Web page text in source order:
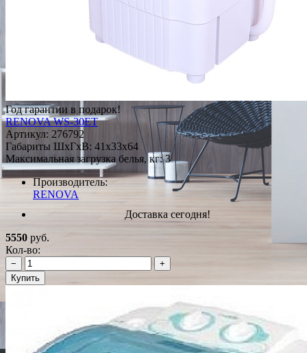
Год гарантии в подарок!
RENOVA WS-30ET
Артикул: 276792
Габариты ШxГxВ: 41x33x64
Максимальная загрузка белья, кг: 3
Производитель:
RENOVA
Доставка сегодня!
5550 руб.
Кол-во:
−
+
Купить